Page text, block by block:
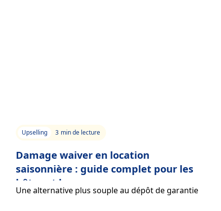
Upselling 3 min de lecture
Damage waiver en location
saisonnière : guide complet pour les
hôtes et les voyageurs
Une alternative plus souple au dépôt de garantie